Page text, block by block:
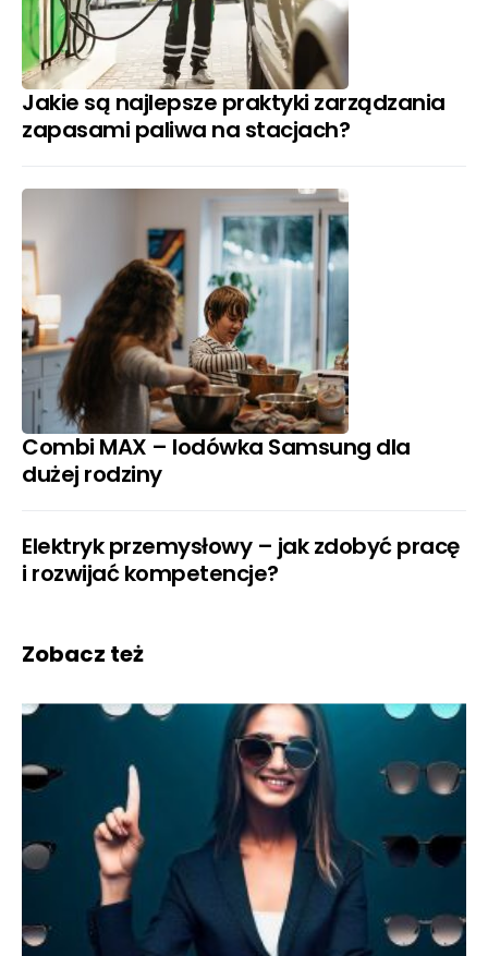
Jakie są najlepsze praktyki zarządzania
zapasami paliwa na stacjach?
Combi MAX – lodówka Samsung dla
dużej rodziny
Elektryk przemysłowy – jak zdobyć pracę
i rozwijać kompetencje?
Zobacz też